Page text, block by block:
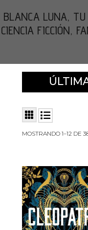
BLANCA LUNA, TU
CIENCIA FICCIÓN,
MOSTRANDO 1–12 DE